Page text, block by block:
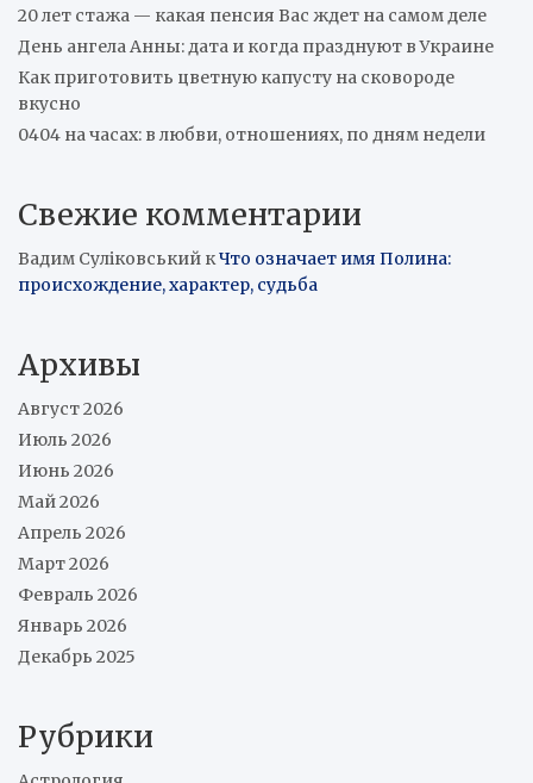
20 лет стажа — какая пенсия Вас ждет на самом деле
День ангела Анны: дата и когда празднуют в Украине
Как приготовить цветную капусту на сковороде
вкусно
0404 на часах: в любви, отношениях, по дням недели
Свежие комментарии
Вадим Суліковський кЧто означает имя Полина:
происхождение, характер, судьба
Архивы
Август 2026
Июль 2026
Июнь 2026
Май 2026
Апрель 2026
Март 2026
Февраль 2026
Январь 2026
Декабрь 2025
Рубрики